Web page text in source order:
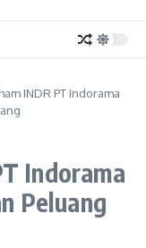
INDR PT Indorama
Indorama
Peluang